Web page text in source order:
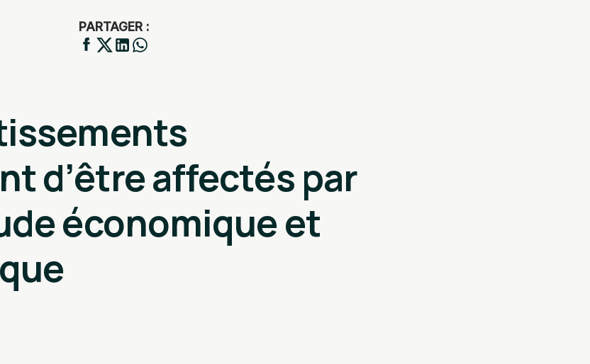
PARTAGER :
d’être affectés par
économique et